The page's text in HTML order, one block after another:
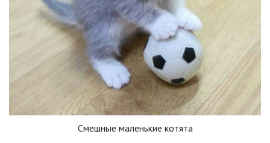
Смешные маленькие котята